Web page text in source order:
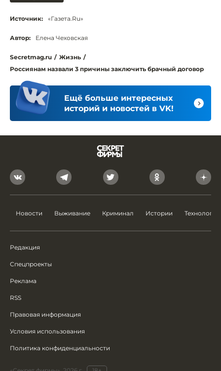
Источник: «Газета.Ru»
Автор: Елена Чеховская
Secretmag.ru / Жизнь /
Россиянам назвали 3 причины заключить брачный договор
Ещё больше интересных
историй и новостей в VK!
Новости Выживание Криминал Истории Технологии
Редакция
Спецпроекты
Реклама
RSS
Правовая информация
Условия использования
Политика конфиденциальности